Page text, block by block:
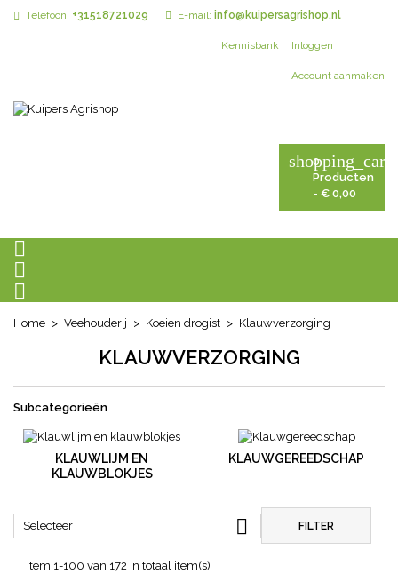
Telefoon: +31518721029 E-mail: info@kuipersagrishop.nl
Inloggen
Account aanmaken
Kennisbank
shopping_cart
0
Producten
- € 0,00



Home Veehouderij Koeien drogist Klauwverzorging
KLAUWVERZORGING
Subcategorieën
KLAUWLIJM EN
KLAUWBLOKJES
KLAUWGEREEDSCHAP
Selecteer  FILTER
Item 1-100 van 172 in totaal item(s)